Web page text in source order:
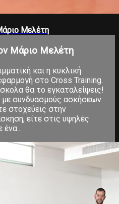
Μελέτη
Μάριο Μελέτη
και η κυκλική
στο Cross Training.
θα το εγκαταλείψεις!
με συνδυασμούς ασκήσεων
στοχεύεις στην
είτε στις υψηλές